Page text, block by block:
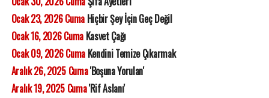
Ocak 23, 2026 CumaHiçbir Şey İçin Geç Değil
Ocak 16, 2026 CumaKasvet Çağı
Ocak 09, 2026 CumaKendini Temize Çıkarmak
Aralık 26, 2025 Cuma'Boşuna Yorulan'
Aralık 19, 2025 Cuma'Rif Aslanı'